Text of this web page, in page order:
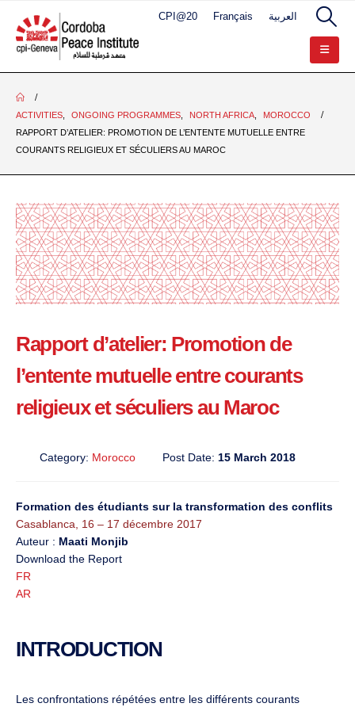
CPI@20 Français العربية
ACTIVITIES ONGOING PROGRAMMES NORTH AFRICA
MOROCCO
RAPPORT D’ATELIER: PROMOTION DE L’ENTENTE MUTUELLE ENTRE
COURANTS RELIGIEUX ET SÉCULIERS AU MAROC
Rapport d’atelier: Promotion de
l’entente mutuelle entre courants
religieux et séculiers au Maroc
Category: Morocco Post Date: 15 March 2018
Formation des étudiants sur la transformation des conflits
Casablanca, 16 – 17 décembre 2017
Auteur : Maati Monjib
Download the Report
FR
AR
INTRODUCTION
Les confrontations répétées entre les différents courants